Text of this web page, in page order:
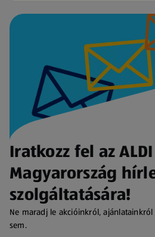
Iratkozz fel az ALDI
Magyarország
szolgáltatására!
Ne maradj le akcióinkról,
sem.